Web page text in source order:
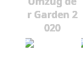
r Garden 2
020